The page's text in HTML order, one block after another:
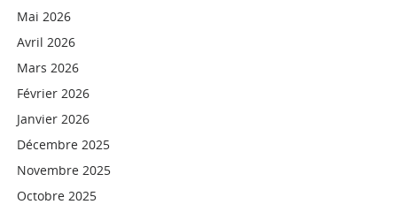
Mai 2026
Avril 2026
Mars 2026
Février 2026
Janvier 2026
Décembre 2025
Novembre 2025
Octobre 2025